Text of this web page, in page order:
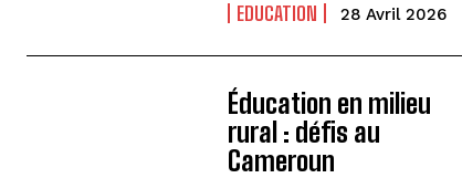
EDUCATION 28 Avril 2026
Éducation en milieu
rural : défis au
Cameroun